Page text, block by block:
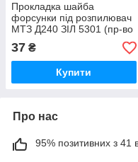
Прокладка шайба
форсунки під розпилювач
МТЗ Д240 ЗІЛ 5301 (пр-во
37 ₴
Купити
Про нас
95% позитивних з 41